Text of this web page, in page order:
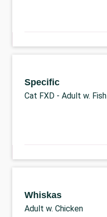
Specific
Cat FXD - Adult w. Fish
Whiskas
Adult w. Chicken